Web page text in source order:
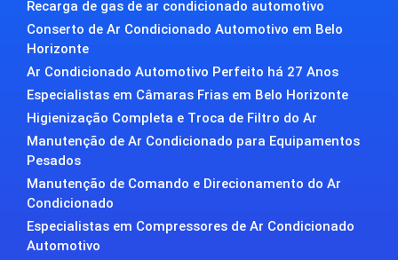
Recarga de gas de ar condicionado automotivo
Conserto de Ar Condicionado Automotivo em Belo
Horizonte
Ar Condicionado Automotivo Perfeito há 27 Anos
Especialistas em Câmaras Frias em Belo Horizonte
Higienização Completa e Troca de Filtro do Ar
Manutenção de Ar Condicionado para Equipamentos
Pesados
Manutenção de Comando e Direcionamento do Ar
Condicionado
Especialistas em Compressores de Ar Condicionado
Automotivo